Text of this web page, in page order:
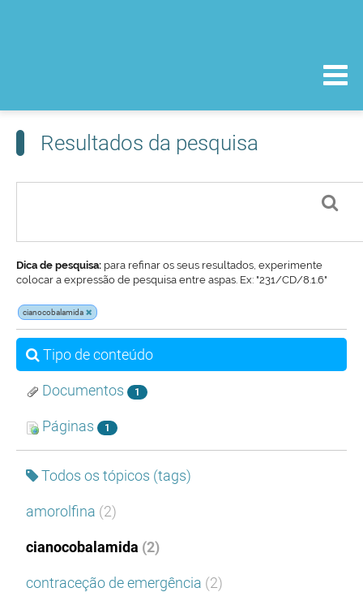
Resultados da pesquisa
Dica de pesquisa: para refinar os seus resultados, experimente
colocar a expressão de pesquisa entre aspas. Ex: "231/CD/8.1.6"
cianocobalamida
Tipo de conteúdo
Documentos 1
Páginas 1
Todos os tópicos (tags)
amorolfina (2)
cianocobalamida (2)
contraceção de emergência (2)